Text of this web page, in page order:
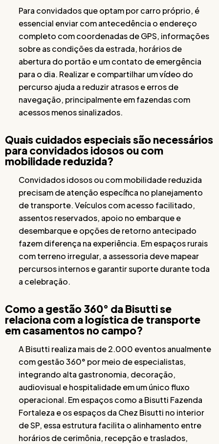
Para convidados que optam por carro próprio, é
essencial enviar com antecedência o endereço
completo com coordenadas de GPS, informações
sobre as condições da estrada, horários de
abertura do portão e um contato de emergência
para o dia. Realizar e compartilhar um vídeo do
percurso ajuda a reduzir atrasos e erros de
navegação, principalmente em fazendas com
acessos menos sinalizados.
Quais cuidados especiais são necessários
para convidados idosos ou com
mobilidade reduzida?
Convidados idosos ou com mobilidade reduzida
precisam de atenção específica no planejamento
de transporte. Veículos com acesso facilitado,
assentos reservados, apoio no embarque e
desembarque e opções de retorno antecipado
fazem diferença na experiência. Em espaços rurais
com terreno irregular, a assessoria deve mapear
percursos internos e garantir suporte durante toda
a celebração.
Como a gestão 360° da Bisutti se
relaciona com a logística de transporte
em casamentos no campo?
A Bisutti realiza mais de 2.000 eventos anualmente
com gestão 360° por meio de especialistas,
integrando alta gastronomia, decoração,
audiovisual e hospitalidade em um único fluxo
operacional. Em espaços como a Bisutti Fazenda
Fortaleza e os espaços da Chez Bisutti no interior
de SP, essa estrutura facilita o alinhamento entre
horários de cerimônia, recepção e traslados,